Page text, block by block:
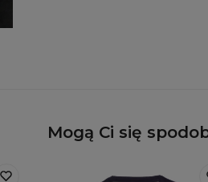
Mogą Ci się